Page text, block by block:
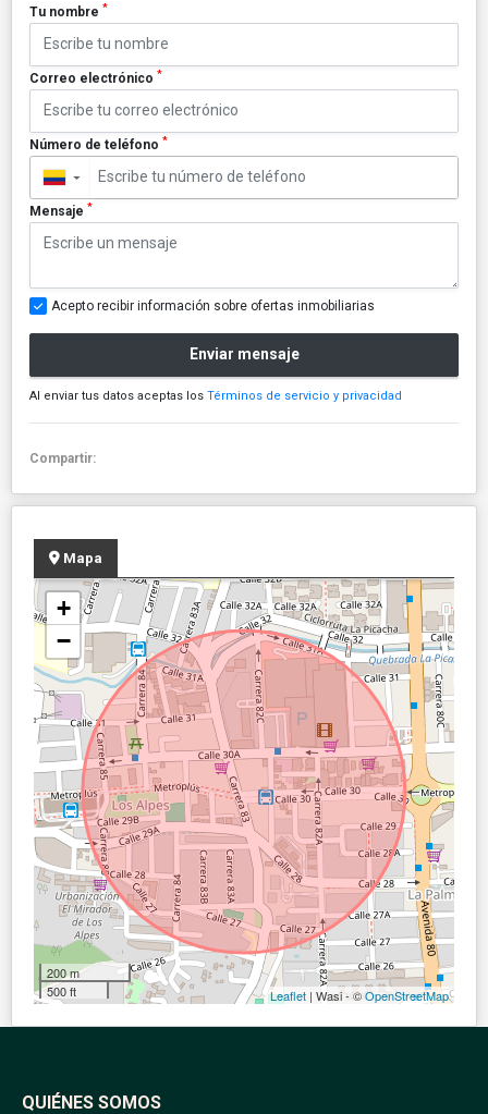
Tu nombre *
Correo electrónico *
Número de teléfono *
▼
Mensaje *
Acepto recibir información sobre ofertas inmobiliarias
Enviar mensaje
Al enviar tus datos aceptas los Términos de servicio y privacidad
Compartir:
Mapa
+
−
200 m
500 ft
Leaflet | Wasi - ©OpenStreetMap
QUIÉNES SOMOS